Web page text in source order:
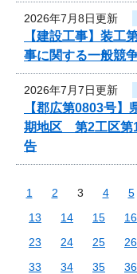
2026年7月8日更新
【建設工事】装工
事に関する一般競
2026年7月7日更新
【郡広第0803号
期地区 第2工区第
告
1 2 3 4 5
13
14 15 16
23
24 25 26
33
34 35 36